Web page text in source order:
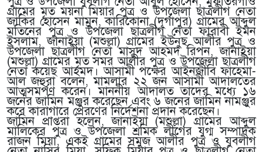
গ্রামের মৃত ময়না মিয়ার পুত্র ও উপজেলা ছাত্রলীগ নেতা
জাকির হোসেন মামুন, কারিকোনা (দূর্গাপুর) গ্রামের আব্দুল
মতিনের পুত্র ও উপজেলা ছাত্রলীগ নেতা ফারাবী ইমন
ইসলাম, জানাইয়া (মশুল্লা) গ্রামের ইউনুছ আলীর পুত্র ও
উপজেলা ছাত্রলীগ নেতা মাসুদ আহমদ রিপন, জানাইয়া
(মশুল্লা) গ্রামের মৃত সমর আলীর পুত্র ও উপজেলা ছাত্রলীগ
নেতা কয়েছ আহমদ। আসামী পক্ষের আইনজীবি ফাহেমা-
আল জহুরা বলেন, মামলার ২২ জন আসামী আদালতের
আত্মসমর্পণ করেন। মাননীয় আদালত তাদের মধ্যে ১৬
জনের জামিন মঞ্জুর করেছেন এবং ৬ জনের জামিন নামঞ্জুর
করে কারাগারে প্রেরণের নির্দেশনা প্রদান করেছেন।
জামিন প্রাপ্তরা হলেন, জানাইয়া (মশুল্লা) গ্রামের আব্দুল
মালিকের পুত্র ও উপজেলা শ্রমিক লীগের যুগ্ম সম্পাদক
রাজন মিয়া, একই গ্রামের সমুজ আলীর পুত্র ও যুবলীগ